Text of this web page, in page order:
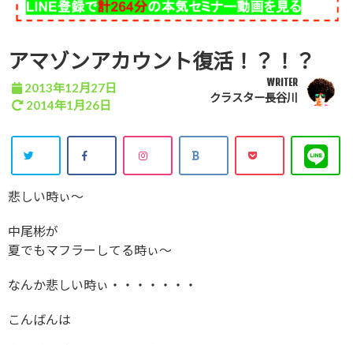
アマゾンアカウント復活！？！？
2013年12月27日
2014年1月26日
WRITER
クラスター長谷川
悲しい時ぃ～
中尾彬が
夏でもマフラーしてる時ぃ～
なんか悲しい時ぃ・・・・・・・
こんばんは